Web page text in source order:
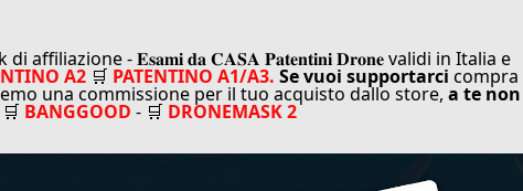
- 𝐄𝐬𝐚𝐦𝐢 𝐝𝐚 𝐂𝐀𝐒𝐀 𝐏𝐚𝐭𝐞𝐧𝐭𝐢𝐧𝐢 𝐃𝐫𝐨𝐧𝐞 validi in Italia e
A2 🛒 PATENTINO A1/A3. Se vuoi supportarci compra
una commissione per il tuo acquisto dallo store, a te non
BANGGOOD - 🛒 DRONEMASK 2